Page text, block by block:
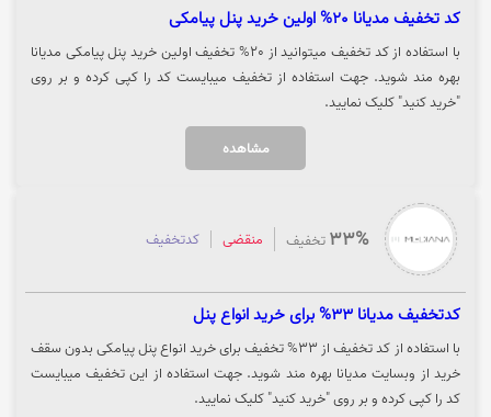
کد تخفیف مدیانا 20% اولین خرید پنل پیامکی
با استفاده از کد تخفیف میتوانید از 20% تخفیف اولین خرید پنل پیامکی مدیانا
بهره مند شوید. جهت استفاده از تخفیف میبایست کد را کپی کرده و بر روی
"خرید کنید" کلیک نمایید.
مشاهده
33% تخفیف منقضی کدتخفیف
کدتخفیف مدیانا 33% برای خرید انواع پنل
با استفاده از کد تخفیف از 33% تخفیف برای خرید انواع پنل پیامکی بدون سقف
خرید از وبسایت مدیانا بهره مند شوید. جهت استفاده از این تخفیف میبایست
کد را کپی کرده و بر روی "خرید کنید" کلیک نمایید.